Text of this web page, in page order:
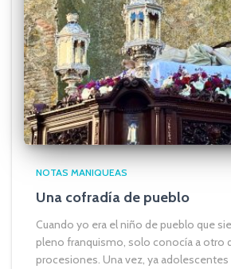
NOTAS MANIQUEAS
Una cofradía de pueblo
Cuando yo era el niño de pueblo que
pleno franquismo, solo conocía a otro
procesiones. Una vez, ya